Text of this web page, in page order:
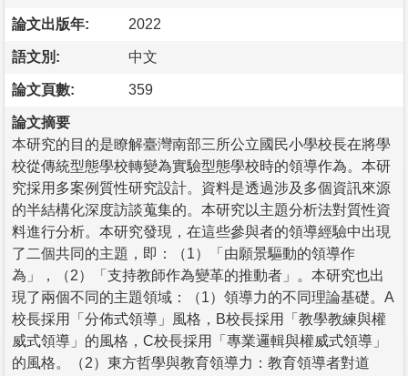
論文出版年: 2022
語文別: 中文
論文頁數: 359
論文摘要
本研究的目的是瞭解臺灣南部三所公立國民小學校長在將學
校從傳統型態學校轉變為實驗型態學校時的領導作為。本研
究採用多案例質性研究設計。資料是透過涉及多個資訊來源
的半結構化深度訪談蒐集的。本研究以主題分析法對質性資
料進行分析。本研究發現，在這些參與者的領導經驗中出現
了二個共同的主題，即：（1）「由願景驅動的領導作
為」，（2）「支持教師作為變革的推動者」。本研究也出
現了兩個不同的主題領域：（1）領導力的不同理論基礎。A
校長採用「分佈式領導」風格，B校長採用「教學教練與權
威式領導」的風格，C校長採用「專業邏輯與權威式領導」
的風格。（2）東方哲學與教育領導力：教育領導者對道